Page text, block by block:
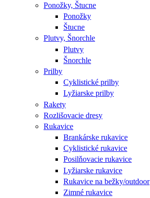
Ponožky, Štucne
Ponožky
Štucne
Plutvy, Šnorchle
Plutvy
Šnorchle
Prilby
Cyklistické prilby
Lyžiarske prilby
Rakety
Rozlišovacie dresy
Rukavice
Brankárske rukavice
Cyklistické rukavice
Posilňovacie rukavice
Lyžiarske rukavice
Rukavice na bežky/outdoor
Zimné rukavice